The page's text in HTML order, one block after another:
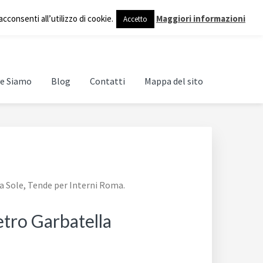
Siamo Blog Contatti Mappa del sito
Sole, Tende per Interni Roma.
Garbatella
all’utilizzo di cookie. Accetto Maggiori informazioni